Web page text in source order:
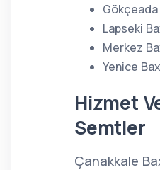
Lapseki
Merkez
Yenice
Hizmet
Semtler
Çanakkale